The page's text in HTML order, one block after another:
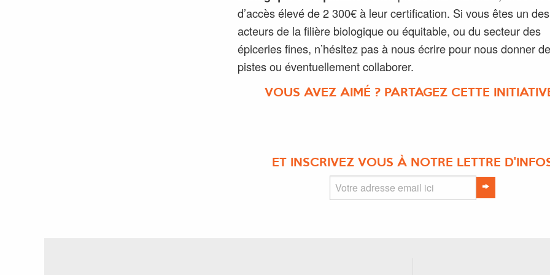
d’accès élevé de 2 300€ à leur certification. Si vous êtes un des
acteurs de la filière biologique ou équitable, ou du secteur des
épiceries fines, n’hésitez pas à nous écrire pour nous donner
pistes ou éventuellement collaborer.
VOUS AVEZ AIMÉ ? PARTAGEZ CETTE
ET INSCRIVEZ VOUS À NOTRE LETTRE